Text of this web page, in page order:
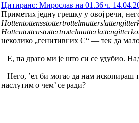
Цитирано: Мирослав на 01.36 ч.
Приметих једну грешку у овој речи,
неколико „генитивних С“ — тек да
Е, па драго ми је што си се удубио.
Него, ’ел би могао да нам ископираш
наслутим о чем’ се ради?